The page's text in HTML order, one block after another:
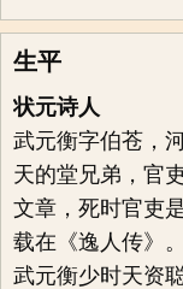
白、王二诗俱佳
回应了武元衡的
乡之感，且羽翮
故巢了，情感基
缠绵暧昧
武元衡与白居易
敌。武元衡号称
生平
状元诗人
武元衡字伯苍，
天的堂兄弟，官
文章，死时官吏
载在《逸人传》。
武元衡少时天资